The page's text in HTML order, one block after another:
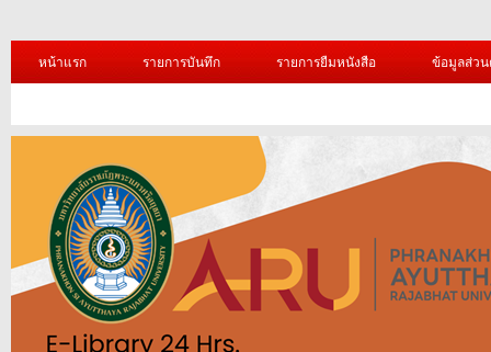
หน้าแรก รายการบันทึก รายการยืมหนังสือ ข้อมูลส่ว